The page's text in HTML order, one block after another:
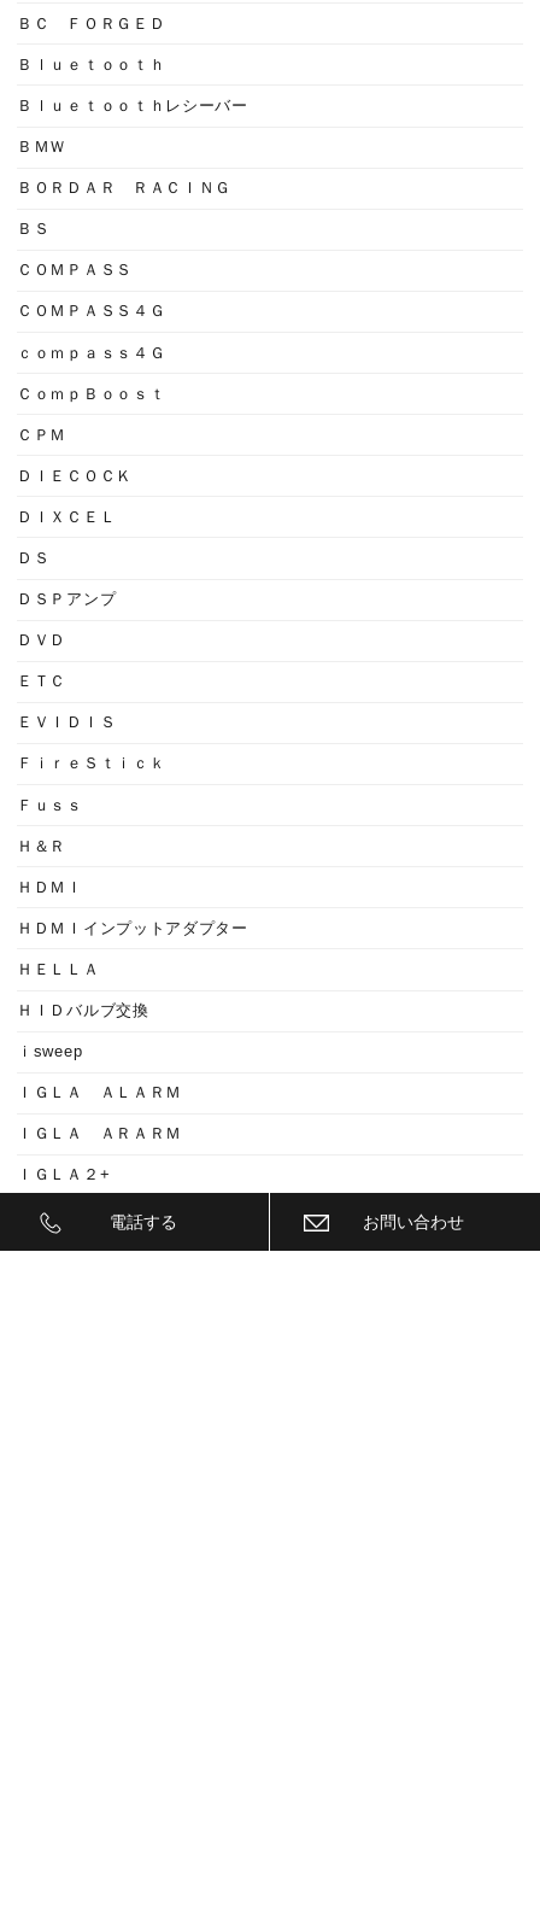
ＢＣ ＦＯＲＧＥＤ
Ｂｌｕｅｔｏｏｔｈ
Ｂｌｕｅｔｏｏｔｈレシーバー
ＢＭＷ
ＢＯＲＤＡＲ ＲＡＣＩＮＧ
ＢＳ
ＣＯＭＰＡＳＳ
ＣＯＭＰＡＳＳ４Ｇ
ｃｏｍｐａｓｓ４Ｇ
ＣｏｍｐＢｏｏｓｔ
ＣＰＭ
ＤＩＥＣＯＣＫ
ＤＩＸＣＥＬ
ＤＳ
ＤＳＰアンプ
ＤＶＤ
ＥＴＣ
ＥＶＩＤＩＳ
ＦｉｒｅＳｔｉｃｋ
Ｆｕｓｓ
Ｈ＆Ｒ
ＨＤＭＩ
ＨＤＭＩインプットアダプター
ＨＥＬＬＡ
ＨＩＤバルブ交換
ｉsweep
ＩＧＬＡ ＡＬＡＲＭ
ＩＧＬＡ ＡＲＡＲＭ
ＩＧＬＡ２+
ＩＩＤ 電話する お問い合わせ